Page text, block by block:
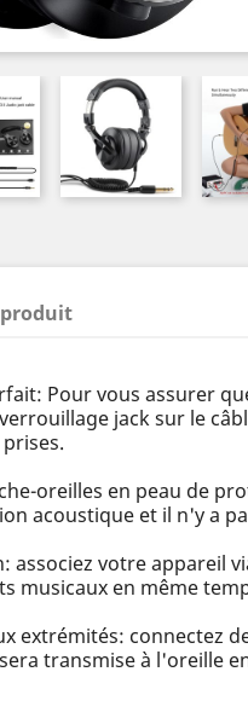
Pour vous assurer
jack sur le
oreilles en peau de
acoustique et il n'y a
associez votre appareil
musicaux en même
extrémités: connectez
transmise à l'oreille